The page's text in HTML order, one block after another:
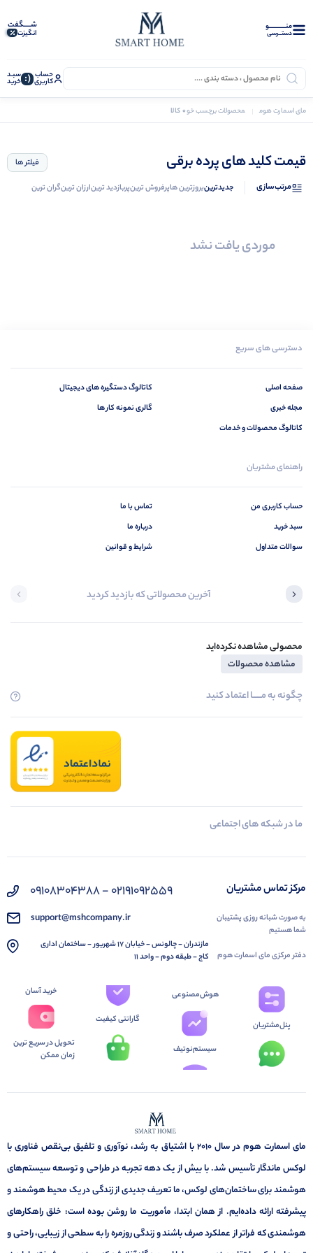
منــــــــــــو
دستــرسی
شـــــگفت
انگیزت
حساب
کاربری (: سبـد
خرید
مای اسمارت هوم محصولات برچسب خورده “قیمت کلید های پرده برقی”
0 کالا
قیمت کلید های پرده برقی فیلتر ها
مرتب‌سازی جدیدترینبروزترین هاپرفروش ترینپربازدید ترینارزان ترینگران ترین
موردی یافت نشد
دسترسی های سریع
صفحه اصلی
مجله خبری
کاتالوگ محصولات و خدمات
کاتالوگ دستگیره های دیجیتال
گالری نمونه کار ها
راهنمای مشتریان
حساب کاربری من
سبد خرید
سوالات متداول
تماس با ما
درباره ما
شرایط و قوانین
آخرین محصولاتی که بازدید کردید
محصولی مشاهده نکرده‌اید
مشاهده محصولات
چگونه به مــــــا اعتماد کنید
ما در شبکه های اجتماعی
مرکز تماس مشتریان
به صورت شبانه روزی پشتیبان
شما هستیم
دفتر مرکزی مای اسمارت هوم
02191092559 - 09108304388
support@mshcompany.ir
مازندران - چالونس - خیابان 17 شهریور - ساختمان اداری
کاج - طبقه دوم - واحد 11
پنل‌مشتریان
هوش‌مصنوعی
سیستم‌نوتیف
گارانتی کیفیت
خرید آسان
تحویل در سریع ترین
زمان ممکن
مای اسمارت هوم در سال ۲۰۱۰ با اشتیاق به رشد، نوآوری و تلفیق بی‌نقص فناوری با
لوکس ماندگار تأسیس شد. با بیش از یک دهه تجربه در طراحی و توسعه سیستم‌های
هوشمند برای ساختمان‌های لوکس، ما تعریف جدیدی از زندگی در یک محیط هوشمند و
پیشرفته ارائه داده‌ایم. از همان ابتدا، مأموریت ما روشن بوده است: خلق راهکارهای
هوشمندی که فراتر از عملکرد صرف باشند و زندگی روزمره را به سطحی از زیبایی، راحتی و